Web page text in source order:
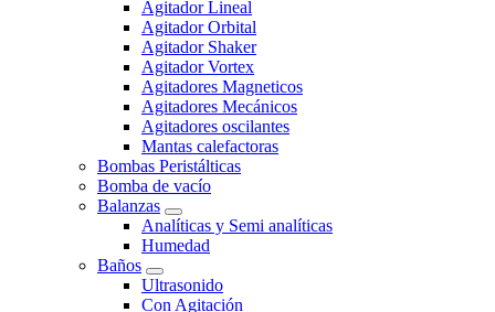
Agitador Lineal
Agitador Orbital
Agitador Shaker
Agitador Vortex
Agitadores Magneticos
Agitadores Mecánicos
Agitadores oscilantes
Mantas calefactoras
Bombas Peristálticas
Bomba de vacío
Balanzas
Analíticas y Semi analíticas
Humedad
Baños
Ultrasonido
Con Agitación